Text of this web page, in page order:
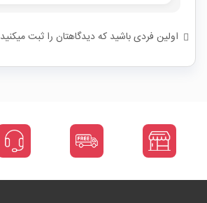
اولین فردی باشید که دیدگاهتان را ثبت میکنید